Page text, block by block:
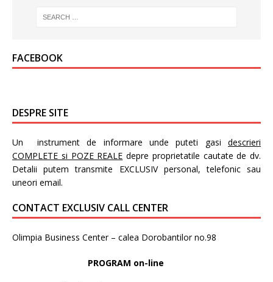
FACEBOOK
DESPRE SITE
Un instrument de informare unde puteti gasi descrieri
COMPLETE si POZE REALE depre proprietatile cautate de dv.
Detalii putem transmite EXCLUSIV personal, telefonic sau
uneori email.
CONTACT EXCLUSIV CALL CENTER
Olimpia Business Center – calea Dorobantilor no.98
PROGRAM on-line